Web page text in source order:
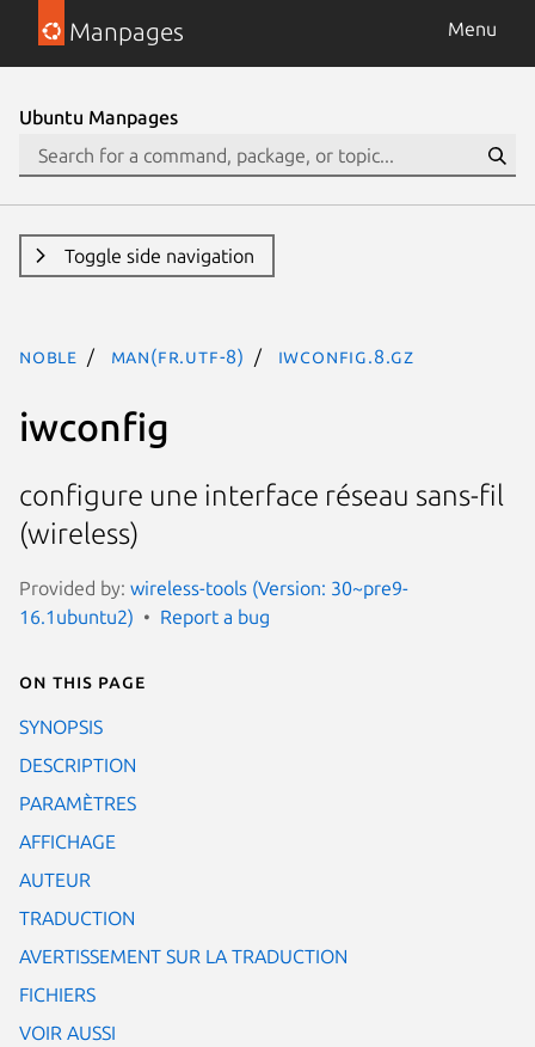
Manpages Menu
Ubuntu Manpages
Toggle side navigation
noble man(fr.UTF-8) iwconfig.8.gz
iwconfig
configure une interface réseau sans-fil
(wireless)
Provided by: wireless-tools (Version: 30~pre9-
16.1ubuntu2)
Report a bug
On this page
SYNOPSIS
DESCRIPTION
PARAMÈTRES
AFFICHAGE
AUTEUR
TRADUCTION
AVERTISSEMENT SUR LA TRADUCTION
FICHIERS
VOIR AUSSI